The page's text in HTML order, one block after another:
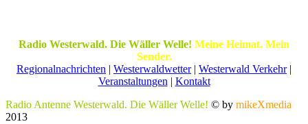
Radio Westerwald. Die Wäller Welle! Meine Heimat. Mein
Sender.
Regionalnachrichten | Westerwaldwetter| Westerwald Verkehr|
Veranstaltungen | Kontakt
Radio Antenne Westerwald. Die Wäller Welle! © by mikeXmedia
2013